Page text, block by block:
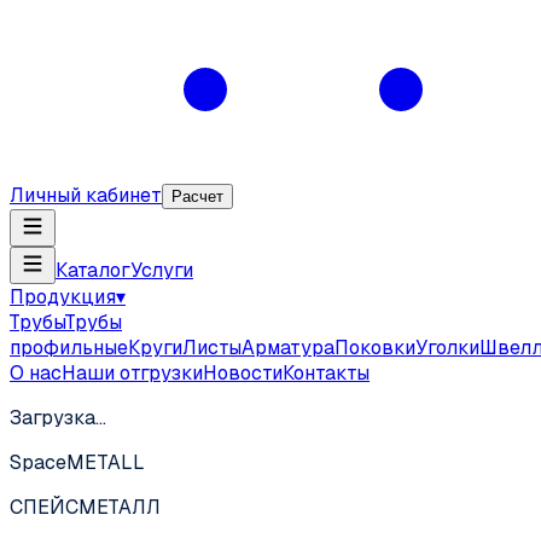
Личный кабинет Расчет
КаталогУслуги
Продукция▾
ТрубыТрубы
профильныеКругиЛистыАрматураПоковкиУголки
О насНаши отгрузкиНовостиКонтакты
Загрузка…
SpaceMETALL
СПЕЙСМЕТАЛЛ